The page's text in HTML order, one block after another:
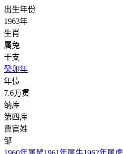
出生年份
1963年
生肖
属兔
干支
癸卯年
年债
7.6万贯
纳库
第四库
曹官姓
邹